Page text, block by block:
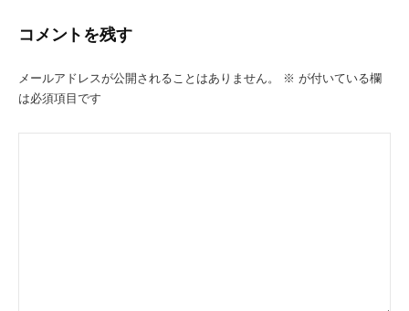
ー
ョ
ン
コメントを残す
メールアドレスが公開されることはありません。 ※ が付いている欄
は必須項目です